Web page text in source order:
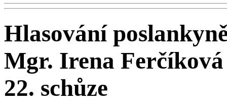
Hlasování
Mgr. Irena
22. schůze